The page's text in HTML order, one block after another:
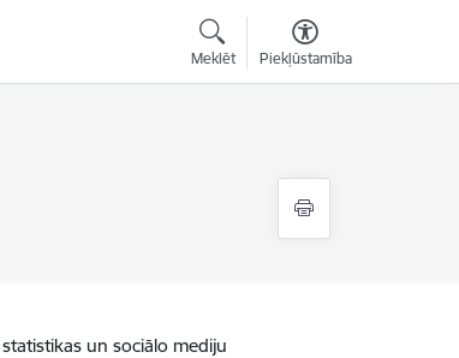
Meklēt Piekļūstamība
un sociālo mediju